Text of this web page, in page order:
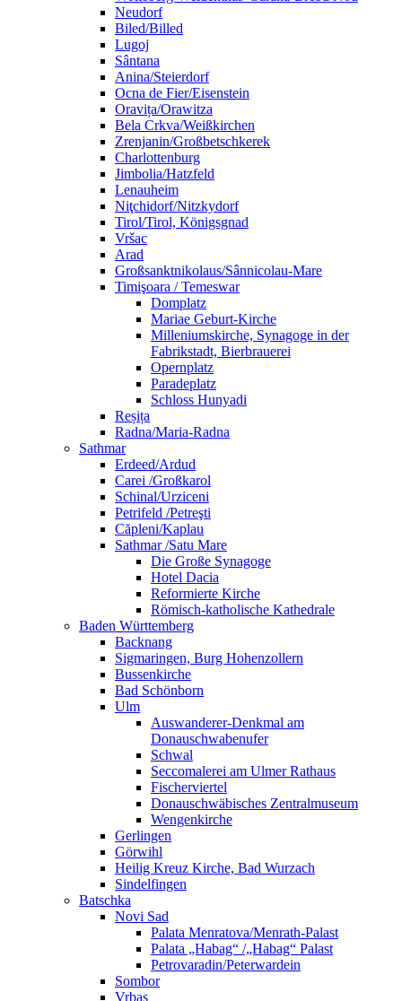
Neudorf
Biled/Billed
Lugoj
Sântana
Anina/Steierdorf
Ocna de Fier/Eisenstein
Oravița/Orawitza
Bela Crkva/Weißkirchen
Zrenjanin/Großbetschkerek
Charlottenburg
Jimbolia/Hatzfeld
Lenauheim
Niţchidorf/Nitzkydorf
Tirol/Tirol, Königsgnad
Vršac
Arad
Großsanktnikolaus/Sânnicolau-Mare
Timişoara / Temeswar
Domplatz
Mariae Geburt-Kirche
Milleniumskirche, Synagoge in der
Fabrikstadt, Bierbrauerei
Opernplatz
Paradeplatz
Schloss Hunyadi
Reșița
Radna/Maria-Radna
Sathmar
Erdeed/Ardud
Carei /Großkarol
Schinal/Urziceni
Petrifeld /Petreşti
Căpleni/Kaplau
Sathmar /Satu Mare
Die Große Synagoge
Hotel Dacia
Reformierte Kirche
Römisch-katholische Kathedrale
Baden Württemberg
Backnang
Sigmaringen, Burg Hohenzollern
Bussenkirche
Bad Schönborn
Ulm
Auswanderer-Denkmal am
Donauschwabenufer
Schwal
Seccomalerei am Ulmer Rathaus
Fischerviertel
Donauschwäbisches Zentralmuseum
Wengenkirche
Gerlingen
Görwihl
Heilig Kreuz Kirche, Bad Wurzach
Sindelfingen
Batschka
Novi Sad
Palata Menratova/Menrath-Palast
Palata „Habag“ /„Habag“ Palast
Petrovaradin/Peterwardein
Sombor
Vrbas